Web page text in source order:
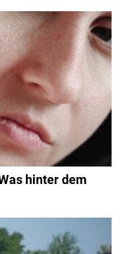
hinter dem